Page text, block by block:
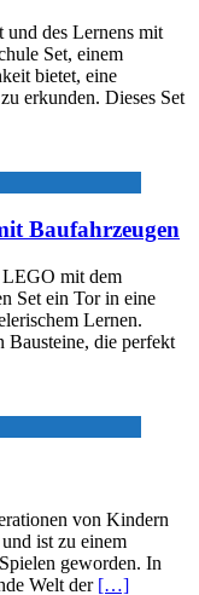
und des Lernens mit
Set, einem
bietet, eine
erkunden. Dieses Set
Baufahrzeugen
LEGO mit dem
Set ein Tor in eine
Lernen.
die perfekt
von Kindern
ist zu einem
geworden. In
Welt der […]